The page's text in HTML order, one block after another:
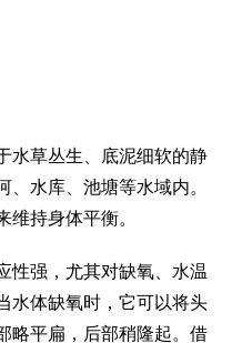
水草丛生、底泥细软的静
水库、池塘等水域内。
维持身体平衡。
性强，尤其对缺氧、水温
水体缺氧时，它可以将头
略平扁，后部稍隆起。借